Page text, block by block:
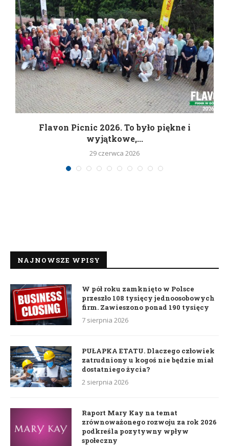
Flavon Picnic 2026. To było piękne i
wyjątkowe,...
29 czerwca 2026
NAJNOWSZE WPISY
W pół roku zamknięto w Polsce
przeszło 108 tysięcy jednoosobowych
firm. Zawieszono ponad 190 tysięcy
7 sierpnia 2026
PUŁAPKA ETATU. Dlaczego człowiek
zatrudniony u kogoś nie będzie miał
dostatniego życia?
2 sierpnia 2026
Raport Mary Kay na temat
zrównoważonego rozwoju za rok 2026
podkreśla pozytywny wpływ
społeczny